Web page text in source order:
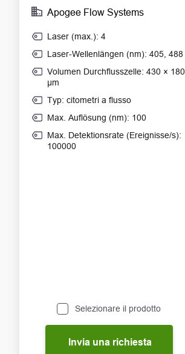
Apogee Flow Systems
Laser (max.): 4
Laser-Wellenlängen (nm): 405, 488
Volumen Durchflusszelle: 430 × 180
μm
Typ: citometri a flusso
Max. Auflösung (nm): 100
Max. Detektionsrate (Ereignisse/s):
100000
Selezionare il prodotto
Invia una richiesta